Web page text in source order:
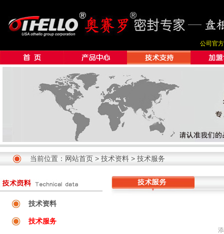
公司官
当前位置： 网站首页 > 技术资料 > 技术服务
技术资料
技术服务